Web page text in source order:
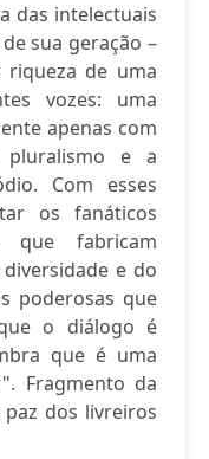
das intelectuais
sua geração –
riqueza de uma
vozes: uma
apenas com
e a
Com esses
os fanáticos
que fabricam
e do
poderosas que
o diálogo é
que é uma
Fragmento da
dos livreiros